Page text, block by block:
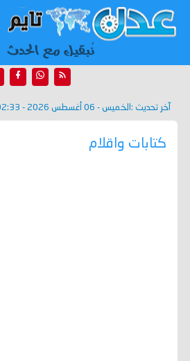
آخر تحديث : الخميس - 06 أغسطس 2026 - 02:33 ص
كتابات واقلام